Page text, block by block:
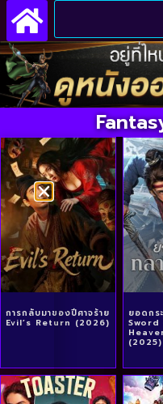
การกลับมาของปีศาจร้าย
Evil’s Return (2026)
ยอดกร
Sword
(2025)